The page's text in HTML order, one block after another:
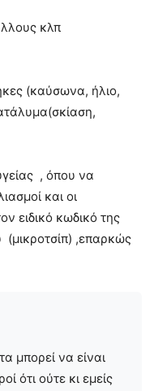
κλπ
(καύσωνα, ήλιο,
, όπου να
και οι
ειδικό κωδικό της
,επαρκώς
μπορεί να είναι
ότι ούτε κι εμείς